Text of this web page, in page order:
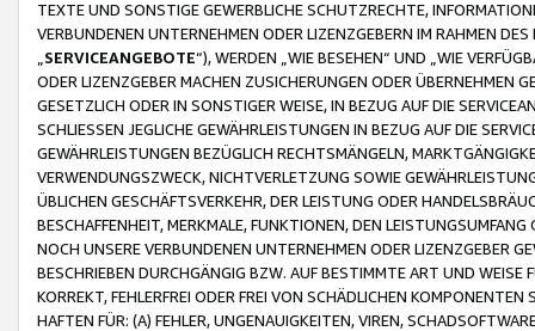
TEXTE UND SONSTIGE GEWERBLICHE SCHUTZRECHTE,
VERBUNDENEN UNTERNEHMEN ODER LIZENZGEBERN IM RAHMEN
SERVICEANGEBOTE“), WERDEN „WIE BESEHEN“ UND „WIE
ODER LIZENZGEBER MACHEN ZUSICHERUNGEN ODER ÜBERNEHMEN
GESETZLICH ODER IN SONSTIGER WEISE, IN BEZUG AUF DIE
SCHLIESSEN JEGLICHE GEWÄHRLEISTUNGEN IN BEZUG AUF DIE
GEWÄHRLEISTUNGEN BEZÜGLICH RECHTSMÄNGELN,
VERWENDUNGSZWECK, NICHTVERLETZUNG SOWIE
ÜBLICHEN GESCHÄFTSVERKEHR, DER LEISTUNG ODER
BESCHAFFENHEIT, MERKMALE, FUNKTIONEN, DEN
NOCH UNSERE VERBUNDENEN UNTERNEHMEN ODER LIZENZGEBER
BESCHRIEBEN DURCHGÄNGIG BZW. AUF BESTIMMTE ART UND
KORREKT, FEHLERFREI ODER FREI VON SCHÄDLICHEN
HAFTEN FÜR: (A) FEHLER, UNGENAUIGKEITEN, VIREN,